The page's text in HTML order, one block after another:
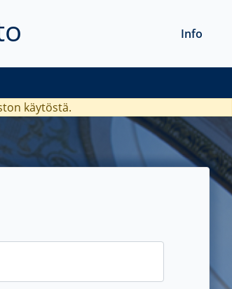
Info
käytöstä.